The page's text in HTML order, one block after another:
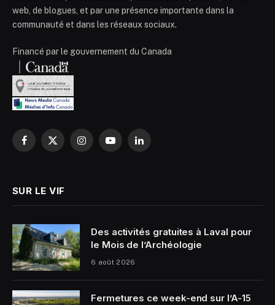
web, de blogues, et par une présence importante dans la
communauté et dans les réseaux sociaux.
Financé par le gouvernement du Canada
Facebook
X
InstagramYouTubeLinkedIn
SUR LE VIF
Des activités gratuites à Laval pour
le Mois de l’Archéologie
6 août 2026
Fermetures ce week-end sur l’A-15